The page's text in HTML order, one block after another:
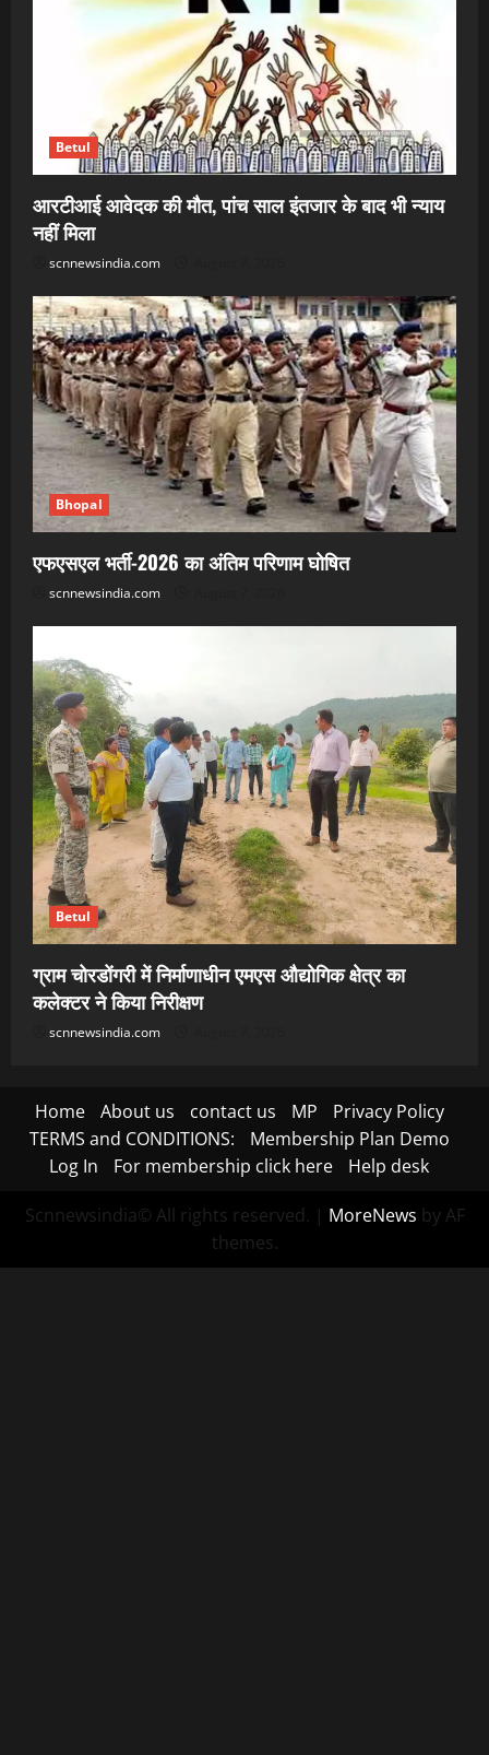
Betul
आरटीआई आवेदक की मौत, पांच साल इंतजार के बाद भी न्याय
नहीं मिला
scnnewsindia.com
Bhopal
एफएसएल भर्ती-2026 का अंतिम परिणाम घोषित
scnnewsindia.com
Betul
ग्राम चोरडोंगरी में निर्माणाधीन एमएस औद्योगिक क्षेत्र का
कलेक्टर ने किया निरीक्षण
scnnewsindia.com
Home About us contact us MP
Privacy Policy
TERMS and CONDITIONS:
Membership Plan Demo
Log In
For membership click here Help desk
Scnnewsindia© All rights reserved. | MoreNews by AF
themes.